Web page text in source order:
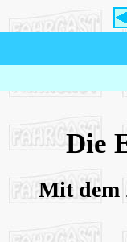
Die
Mit dem